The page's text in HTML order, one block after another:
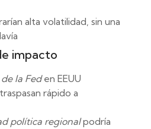
alta volatilidad, sin una
impacto
la Feden EEUU
rápido a
política regionalpodría